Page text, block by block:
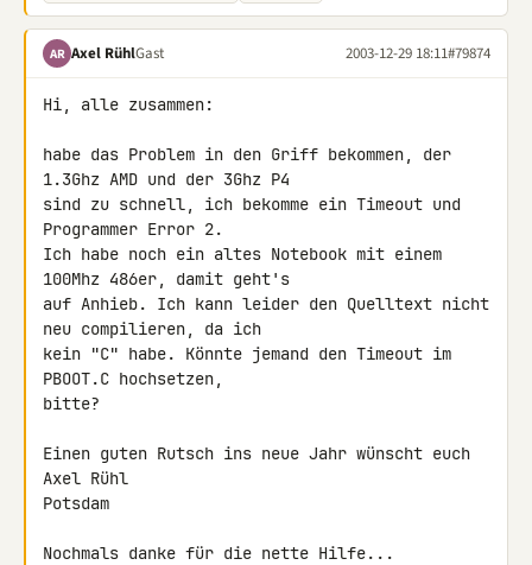
AR Axel RühlGast 2003-12-29 18:11#79874
Hi, alle zusammen:
habe das Problem in den Griff bekommen, der
1.3Ghz AMD und der 3Ghz P4
sind zu schnell, ich bekomme ein Timeout und
Programmer Error 2.
Ich habe noch ein altes Notebook mit einem
100Mhz 486er, damit geht's
auf Anhieb. Ich kann leider den Quelltext nicht
neu compilieren, da ich
kein "C" habe. Könnte jemand den Timeout im
PBOOT.C hochsetzen,
bitte?
Einen guten Rutsch ins neue Jahr wünscht euch
Axel Rühl
Potsdam
Nochmals danke für die nette Hilfe...